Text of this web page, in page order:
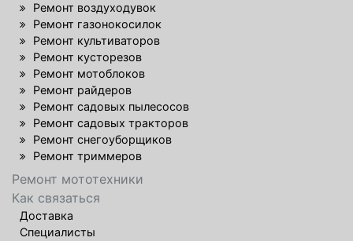
Ремонт воздуходувок
Ремонт газонокосилок
Ремонт культиваторов
Ремонт кусторезов
Ремонт мотоблоков
Ремонт райдеров
Ремонт садовых пылесосов
Ремонт садовых тракторов
Ремонт снегоуборщиков
Ремонт триммеров
Ремонт мототехники
Как связаться
Доставка
Специалисты